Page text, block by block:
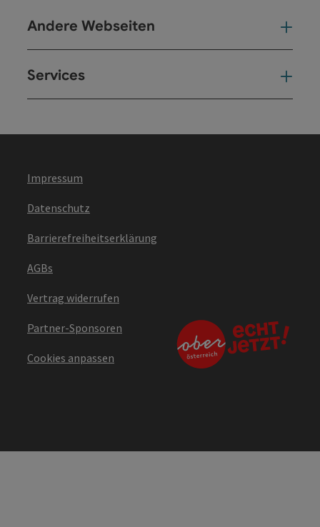
Andere Webseiten
Services
Impressum
Datenschutz
Barrierefreiheitserklärung
AGBs
Vertrag widerrufen
Partner-Sponsoren
Cookies anpassen